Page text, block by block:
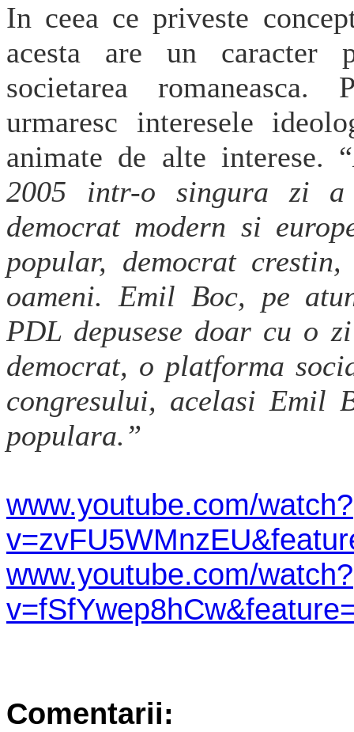
In ceea ce priveste
acesta are un caracter
societarea
urmaresc interesele
animate de alte interese. “
2005 intr-o singura zi a
democrat modern si
popular, democrat
oameni. Emil Boc, pe
PDL depusese doar cu o
democrat, o platforma
congresului, acelasi Emil
populara.”
www.youtube.com/watch?
www.youtube.com/watch?
Comentarii: